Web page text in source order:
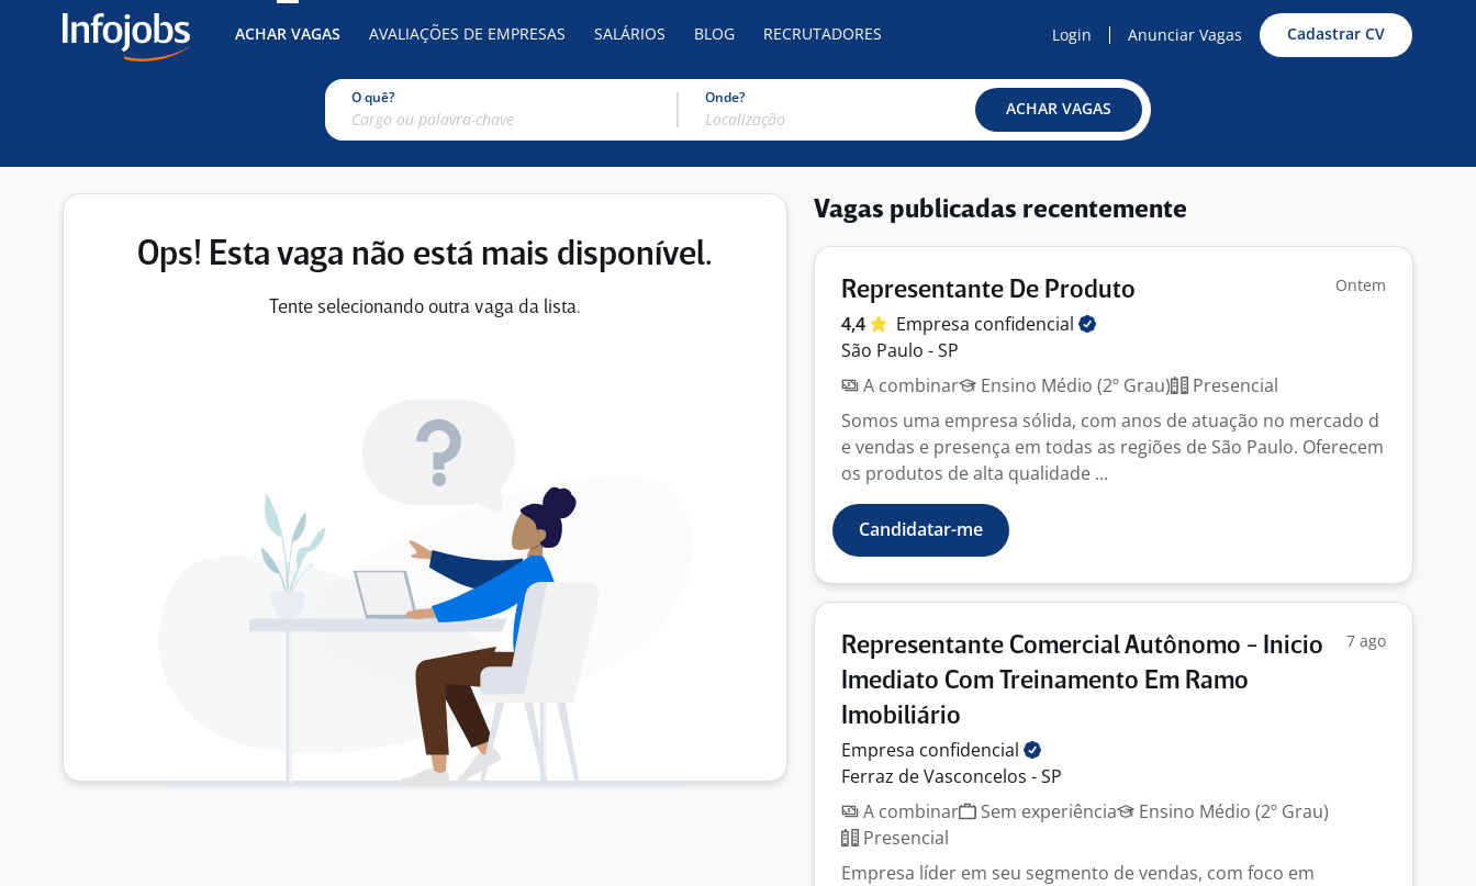
ACHAR VAGAS AVALIAÇÕES DE EMPRESAS SALÁRIOS BLOG RECRUTADORES Login Anunciar Vagas Cadastrar CV
O quê? Onde?
ACHAR VAGAS
Ops! Esta vaga não está mais disponível.
Tente selecionando outra vaga da lista.
Vagas publicadas recentemente
Representante De Produto Ontem
4,4 Empresa confidencial
São Paulo - SP
A combinar
Ensino Médio (2º Grau)
Presencial
Somos uma empresa sólida, com anos de atuação no mercado d
e vendas e presença em todas as regiões de São Paulo. Oferecem
os produtos de alta qualidade ...
Candidatar-me
Representante Comercial Autônomo - Inicio
Imediato Com Treinamento Em Ramo
Imobiliário
7 ago
Empresa confidencial
Ferraz de Vasconcelos - SP
A combinar
Sem experiência
Ensino Médio (2º Grau)
Presencial
Empresa líder em seu segmento de vendas, com foco em